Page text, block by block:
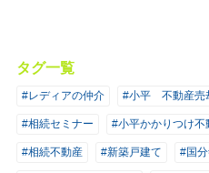
タグ一覧
#レディアの仲介 #小平 不動産売
#相続セミナー #小平かかりつけ不
#相続不動産 #新築戸建て #国